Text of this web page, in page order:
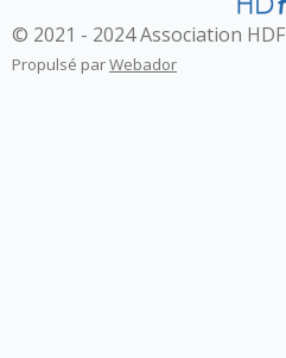
© 2021 - 2024 Association HDF
Propulsé parWebador